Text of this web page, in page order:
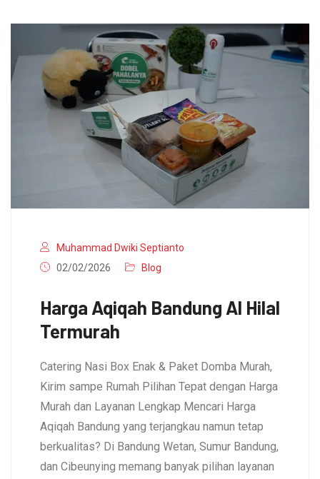
Muhammad Dwiki Septianto
02/02/2026
Blog
Harga Aqiqah Bandung Al Hilal
Termurah
Catering Nasi Box Enak & Paket Domba Murah,
Kirim sampe Rumah Pilihan Tepat dengan Harga
Murah dan Layanan Lengkap Mencari Harga
Aqiqah Bandung yang terjangkau namun tetap
berkualitas? Di Bandung Wetan, Sumur Bandung,
dan Cibeunying memang banyak pilihan layanan